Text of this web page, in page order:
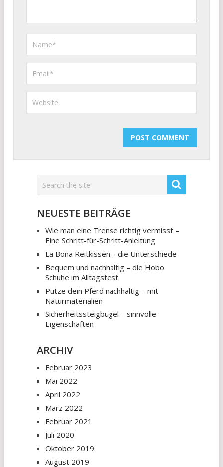
NEUESTE BEITRÄGE
Wie man eine Trense richtig vermisst –
Eine Schritt-für-Schritt-Anleitung
La Bona Reitkissen – die Unterschiede
Bequem und nachhaltig – die Hobo
Schuhe im Alltagstest
Putze dein Pferd nachhaltig – mit
Naturmaterialien
Sicherheitssteigbügel – sinnvolle
Eigenschaften
ARCHIV
Februar 2023
Mai 2022
April 2022
März 2022
Februar 2021
Juli 2020
Oktober 2019
August 2019